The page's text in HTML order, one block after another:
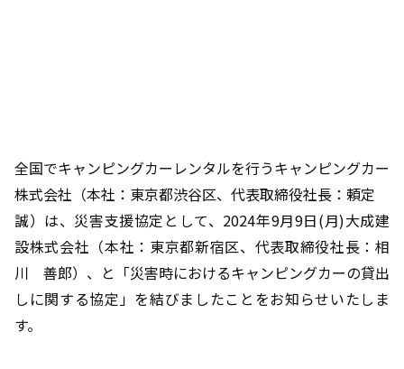
全国でキャンピングカーレンタルを行うキャンピングカー
株式会社（本社：東京都渋谷区、代表取締役社長：頼定
誠）は、災害支援協定として、2024年9月9日(月)大成建
設株式会社（本社：東京都新宿区、代表取締役社長：相
川 善郎）、と「災害時におけるキャンピングカーの貸出
しに関する協定」を結びましたことをお知らせいたしま
す。